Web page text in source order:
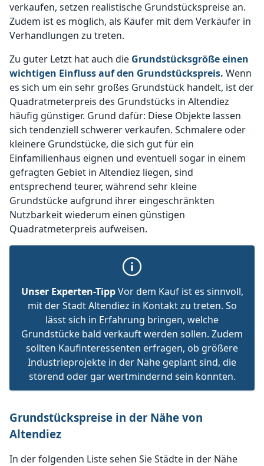
verkaufen, setzen realistische Grundstückspreise an.
Zudem ist es möglich, als Käufer mit dem Verkäufer in
Verhandlungen zu treten.
Zu guter Letzt hat auch die Grundstücksgröße einen
wichtigen Einfluss auf den Grundstückspreis. Wenn
es sich um ein sehr großes Grundstück handelt, ist der
Quadratmeterpreis des Grundstücks in Altendiez
häufig günstiger. Grund dafür: Diese Objekte lassen
sich tendenziell schwerer verkaufen. Schmalere oder
kleinere Grundstücke, die sich gut für ein
Einfamilienhaus eignen und eventuell sogar in einem
gefragten Gebiet in Altendiez liegen, sind
entsprechend teurer, während sehr kleine
Grundstücke aufgrund ihrer eingeschränkten
Nutzbarkeit wiederum einen günstigen
Quadratmeterpreis aufweisen.
Unser Experten-TippVor dem Kauf ist es sinnvoll,
mit der Stadt Altendiez in Kontakt zu treten. So
lässt sich in Erfahrung bringen, welche
Grundstücke bald verkauft werden sollen. Zudem
sollten Kaufinteressenten erfragen, ob größere
Industrieprojekte in der Nähe geplant sind, die
störend oder gar wertmindernd sein könnten.
Grundstückspreise in der Nähe von
Altendiez
In der folgenden Liste sehen Sie Städte in der Nähe